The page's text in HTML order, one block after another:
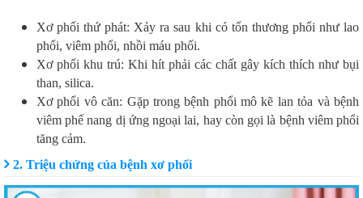
Xơ phổi thứ phát: Xảy ra sau khi có tổn thương phổi như lao
phổi, viêm phổi, nhồi máu phổi.
Xơ phổi khu trú: Khi hít phải các chất gây kích thích như bụi
than, silica.
Xơ phổi vô căn: Gặp trong bệnh phổi mô kẽ lan tỏa và bệnh
viêm phế nang dị ứng ngoại lai, hay còn gọi là bệnh viêm phổi
tăng cảm.
2. Triệu chứng của bệnh xơ phổi